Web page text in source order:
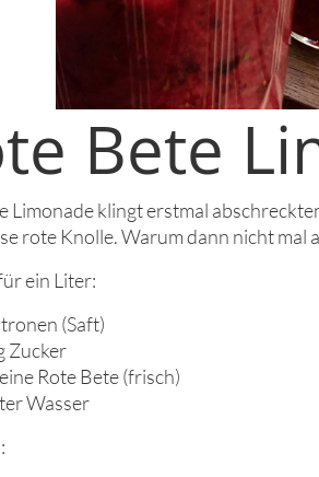
Bete
Limonade klingt erstmal
rote Knolle. Warum dann nicht mal
ein Liter:
(Saft)
Zucker
Rote Bete (frisch)
Wasser